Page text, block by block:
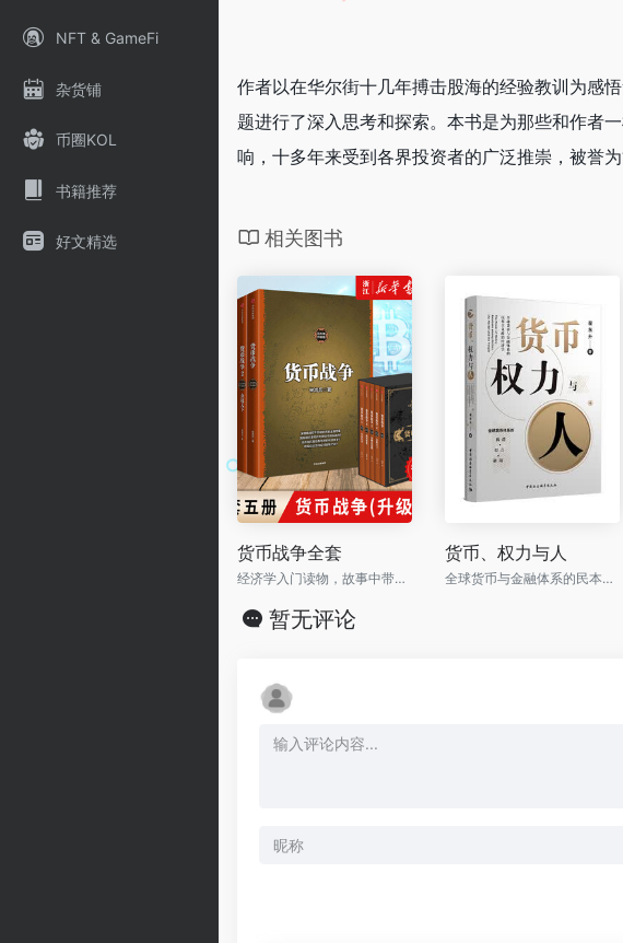
NFT & GameFi
杂货铺
币圈KOL
书籍推荐
好文精选
作者以在华尔街十几年搏击股海的经验教训为感
题进行了深入思考和探索。本书是为那些和作者
响，十多年来受到各界投资者的广泛推崇，被誉
相关图书
货币战争全套
经济学入门读物，故事中带着知识，寓教于乐！
货币、权力与人
全球货币与金融体系的民本主义政治经济学
暂无评论